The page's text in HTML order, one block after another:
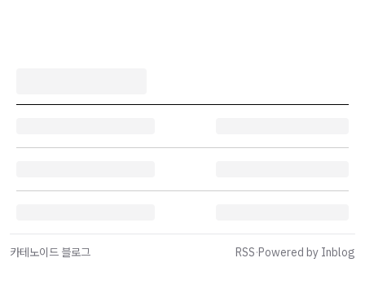
카테노이드 블로그 RSS·Powered by Inblog